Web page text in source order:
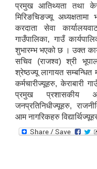
प्रमुख आतिथ्यता तथा
मिरिङचिङज्यू
करदाता सेवा
गाउँपालिका, गाउँ
शुभारम्भ भएको छ । उक्त
सचिव (राजश्व) श्री
श्रेष्ठज्यू लागायत सम्बन्धित
कर्मचारीज्यूहरु, केराबारी
प्रमुख प्रशासकीय
जनप्रतिनिधीज्यूहरु,
आम नागरिकहरु